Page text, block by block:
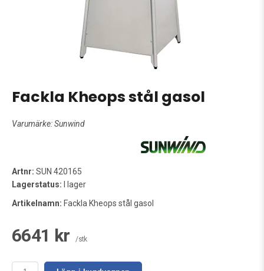
Fackla Kheops stål gasol
Varumärke:Sunwind
Artnr: SUN 420165
Lagerstatus: I lager
Artikelnamn: Fackla Kheops stål gasol
6641 kr /stk